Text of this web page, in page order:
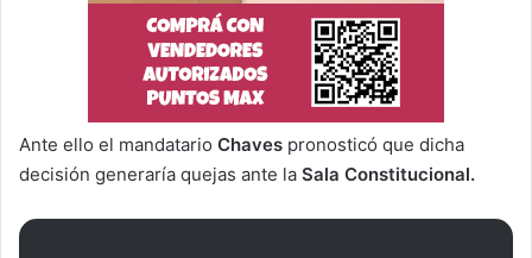
Ante ello el mandatario Chaves pronosticó que dicha
decisión generaría quejas ante la Sala Constitucional.